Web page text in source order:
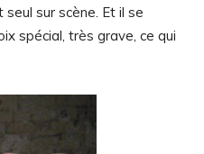
sur scène. Et il se
spécial, très grave, ce qui